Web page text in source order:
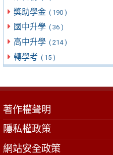
獎助學金 ( 190 )
國中升學 ( 36 )
高中升學 ( 214 )
轉學考 ( 15 )
著作權聲明
隱私權政策
網站安全政策